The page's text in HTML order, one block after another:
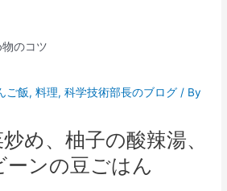
物のコツ
ご飯,料理,科学技術部長のブログ / By
め、柚子の酸辣湯、
ーンの豆ごはん